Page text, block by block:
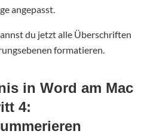
angepasst.
du jetzt alle Überschriften
formatieren.
in Word am Mac
4: